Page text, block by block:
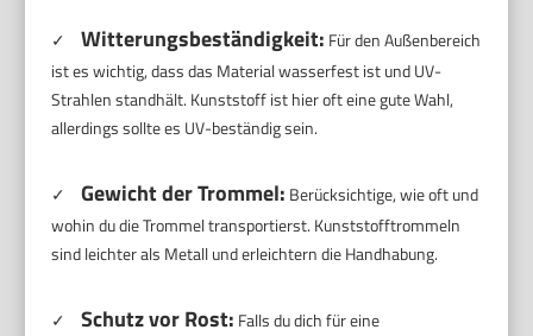
✓ Witterungsbeständigkeit: Für den Außenbereich
ist es wichtig, dass das Material wasserfest ist und UV-
Strahlen standhält. Kunststoff ist hier oft eine gute Wahl,
allerdings sollte es UV-beständig sein.
✓ Gewicht der Trommel: Berücksichtige, wie oft und
wohin du die Trommel transportierst. Kunststofftrommeln
sind leichter als Metall und erleichtern die Handhabung.
✓ Schutz vor Rost: Falls du dich für eine